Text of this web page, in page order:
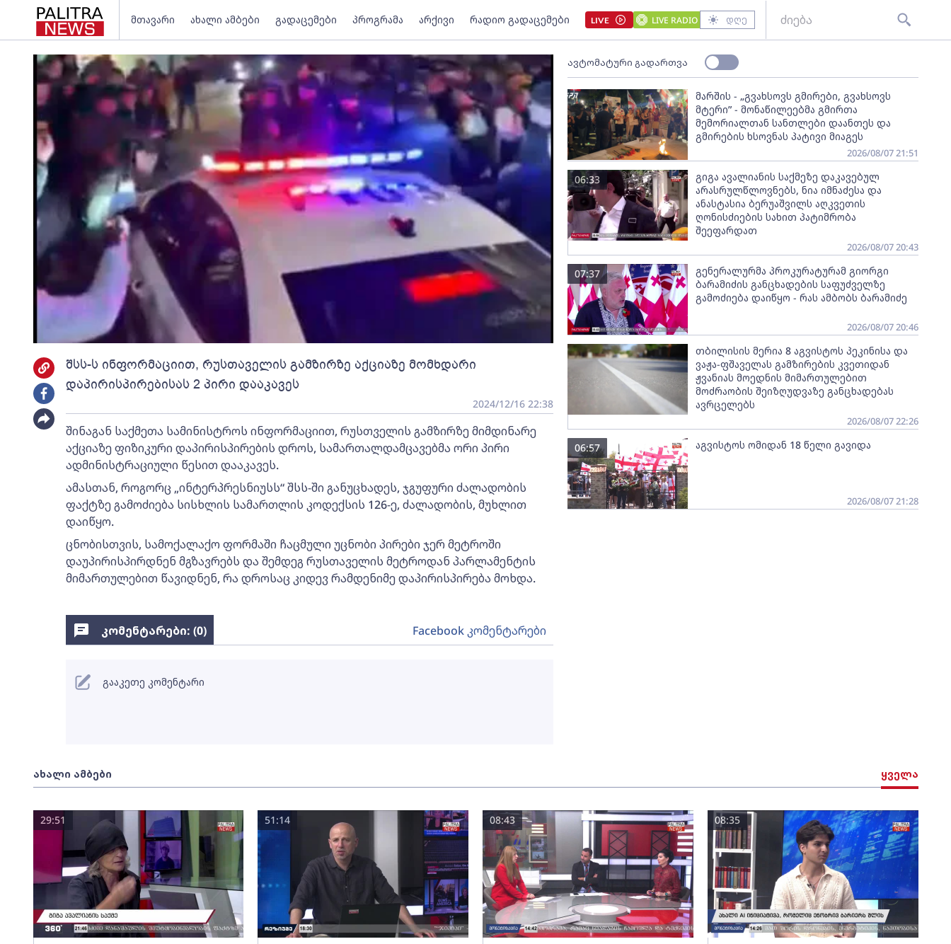
მთავარი ახალი ამბები გადაცემები პროგრამა არქივი რადიო გადაცემები LIVE LIVE RADIO დღე
შსს-ს ინფორმაციით, რუსთაველის გამზირზე აქციაზე მომხდარი
დაპირისპირებისას 2 პირი დააკავეს
2024/12/16 22:38
შინაგან საქმეთა სამინისტროს ინფორმაციით, რუსთველის გამზირზე მიმდინარე
აქციაზე ფიზიკური დაპირისპირების დროს, სამართალდამცავებმა ორი პირი
ადმინისტრაციული წესით დააკავეს.
ამასთან, როგორც „ინტერპრესნიუსს“ შსს-ში განუცხადეს, ჯგუფური ძალადობის
ფაქტზე გამოძიება სისხლის სამართლის კოდექსის 126-ე, ძალადობის, მუხლით
დაიწყო.
ცნობისთვის, სამოქალაქო ფორმაში ჩაცმული უცნობი პირები ჯერ მეტროში
დაუპირისპირდნენ მგზავრებს და შემდეგ რუსთაველის მეტროდან პარლამენტის
მიმართულებით წავიდნენ, რა დროსაც კიდევ რამდენიმე დაპირისპირება მოხდა.
ავტომატური გადართვა
მარშის - „გვახსოვს გმირები, გვახსოვს
მტერი” - მონაწილეებმა გმირთა
მემორიალთან სანთლები დაანთეს და
გმირების ხსოვნას პატივი მიაგეს
2026/08/07 21:51
გიგა ავალიანის საქმეზე დაკავებულ
არასრულწლოვნებს, ნია იმნაძესა და
ანასტასია ბერუაშვილს აღკვეთის
ღონისძიების სახით პატიმრობა
შეეფარდათ
06:33
2026/08/07 20:43
გენერალურმა პროკურატურამ გიორგი
ბარამიძის განცხადების საფუძველზე
გამოძიება დაიწყო - რას ამბობს ბარამიძე
07:37
2026/08/07 20:46
თბილისის მერია 8 აგვისტოს პეკინისა და
ვაჟა-ფშაველას გამზირების კვეთიდან
ჟვანიას მოედნის მიმართულებით
მოძრაობის შეიზღუდვაზე განცხადებას
ავრცელებს
2026/08/07 22:26
აგვისტოს ომიდან 18 წელი გავიდა
06:57
2026/08/07 21:28
ახალი ამბები ყველა
29:51 51:14 08:43 08:35
კომენტარები: (0) Facebook კომენტარები
გააკეთე კომენტარი